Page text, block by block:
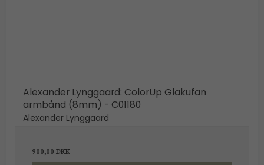
2970 Hørsholm
shop@guldbrandsenjuveler.dk
Alexander Lynggaard: ColorUp Glakufan
armbånd (8mm) - C01180
Alexander Lynggaard
900,00 DKK